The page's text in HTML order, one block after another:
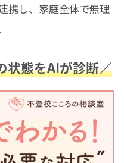
携し、家庭全体で無理
状態をAIが診断／